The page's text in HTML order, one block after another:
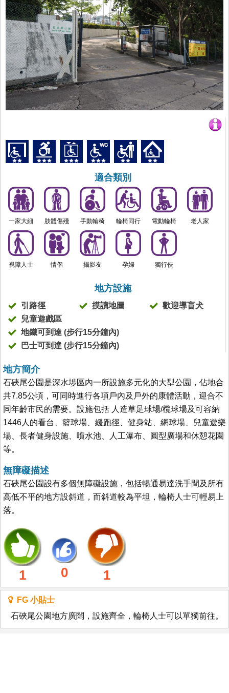
適合類別
一家大細 肢體傷殘 手動輪椅 輪椅同行 電動輪椅 老人家
視障人士 情侶 攝影友 孕婦 獨行俠
地方設施
引路徑 摸讀地圖
歡迎導盲犬
兒童遊戲區
地鐵可到達 (步行15分鐘內)
巴士可到達 (步行15分鐘內)
地方簡介
石硤尾公園是深水埗區內一所設施多元化的大型公園，佔地合
共7.85公頃，可同時進行各項戶內及戶外的康體活動，迎合不
同年齡市民的需要。設施包括 人造草足球場/欖球場及可容納
1446人的看台、籃球場、緩跑徑、健身站、網球場、兒童遊樂
場、長者健身設施、噴水池、人工瀑布、圓型廣場和休憩花園
等。
無障礙描述
石硤尾公園設有多個無障礙設施，包括暢通易達洗手間及所有
高低不平的地方設斜道，而斜道較為平坦，輪椅人士可輕易上
落。
1 0 1
FG 小貼士
石硤尾公園地方廣闊，設施齊全，輪椅人士可以單獨前往。